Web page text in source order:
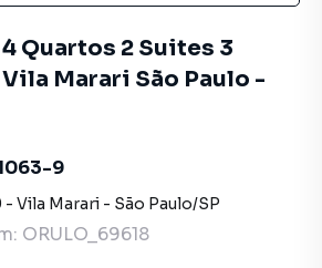
Quartos 2 Suites 3
Vila Marari São Paulo -
9
- Vila Marari - São Paulo/SP
ORULO_69618